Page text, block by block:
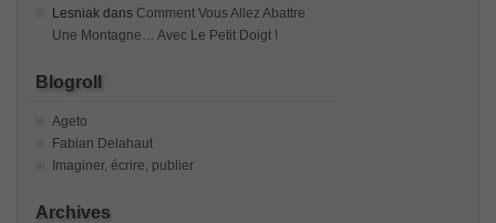
Lesniak dans Comment Vous Allez Abattre
Une Montagne… Avec Le Petit Doigt !
Blogroll
Ageto
Fabian Delahaut
Imaginer, écrire, publier
Archives